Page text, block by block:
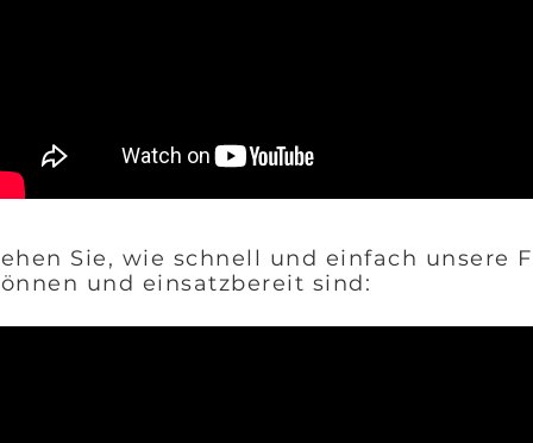
Sie, wie schnell und einfach unsere
und einsatzbereit sind: